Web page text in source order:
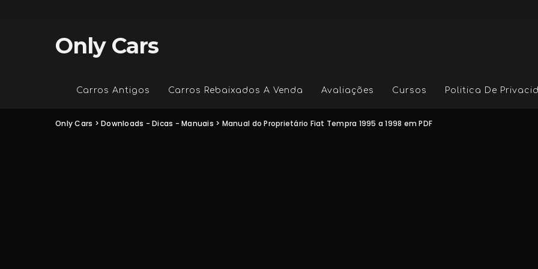
Only Cars
Carros Antigos Carros Rebaixados A Venda Avaliações Cursos Politica De
Only Cars >Downloads - Dicas - Manuais > Manual do Proprietário Fiat Tempra 1995 a 1998 em PDF